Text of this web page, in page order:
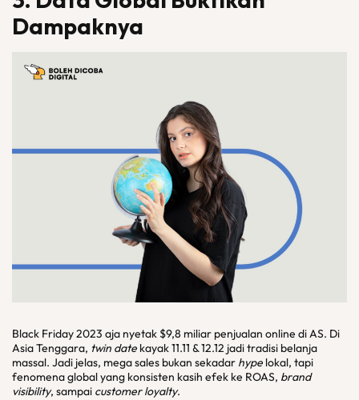
Dampaknya
Black Friday 2023 aja nyetak $9,8 miliar penjualan online di AS. Di
Asia Tenggara, twin date kayak 11.11 & 12.12 jadi tradisi belanja
massal. Jadi jelas, mega sales bukan sekadar hype lokal, tapi
fenomena global yang konsisten kasih efek ke ROAS, brand
visibility, sampai customer loyalty.